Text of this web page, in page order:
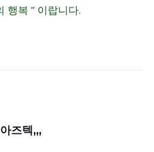
행복 ” 이랍니다.
즈텍,,,